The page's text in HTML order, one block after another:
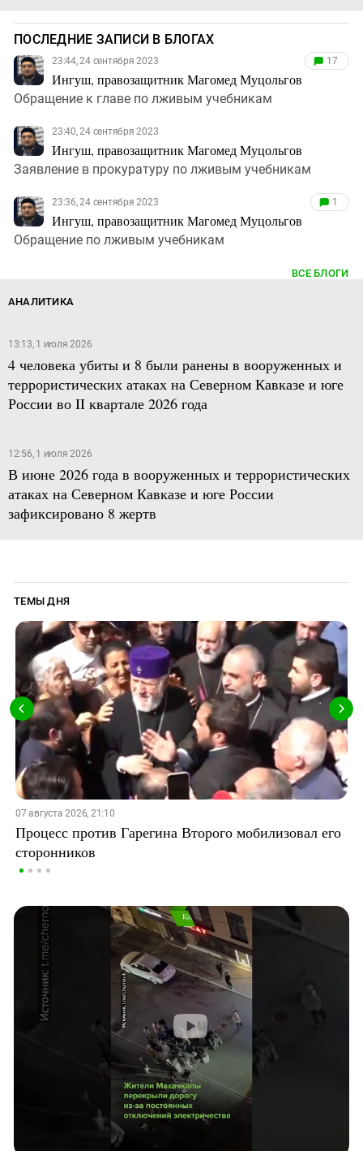
ПОСЛЕДНИЕ ЗАПИСИ В БЛОГАХ
23:44, 24 сентября 2023
Ингуш, правозащитник Магомед Муцольгов
17
Обращение к главе по лживым учебникам
23:40, 24 сентября 2023
Ингуш, правозащитник Магомед Муцольгов
Заявление в прокуратуру по лживым учебникам
23:36, 24 сентября 2023
Ингуш, правозащитник Магомед Муцольгов
1
Обращение по лживым учебникам
ВСЕ БЛОГИ
АНАЛИТИКА
13:13, 1 июля 2026
4 человека убиты и 8 были ранены в вооруженных и
террористических атаках на Северном Кавказе и юге
России во II квартале 2026 года
12:56, 1 июля 2026
В июне 2026 года в вооруженных и террористических
атаках на Северном Кавказе и юге России
зафиксировано 8 жертв
ТЕМЫ ДНЯ
07 августа 2026, 21:10
Процесс против Гарегина Второго мобилизовал его
сторонников